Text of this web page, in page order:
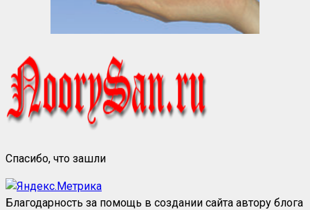
Спасибо, что зашли
Благодарность за помощь в создании сайта автору блога